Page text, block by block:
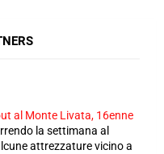
al Monte Livata, 16enne
la settimana al
attrezzature vicino a